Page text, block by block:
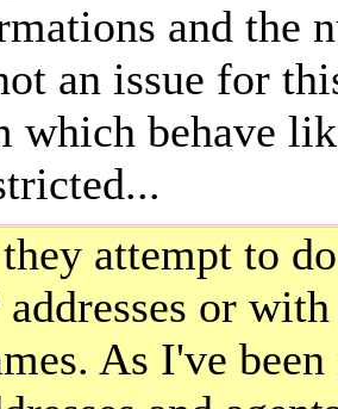
and the
an issue for
which behave
attempt to
addresses or
As I've